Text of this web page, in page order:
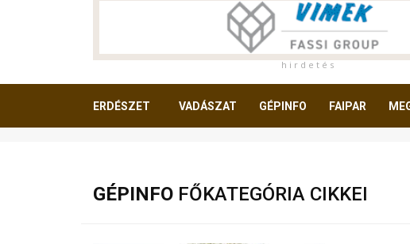
h i r d e t é s
ERDÉSZET VADÁSZAT GÉPINFO FAIPAR
GÉPINFO FŐKATEGÓRIA CIKKEI